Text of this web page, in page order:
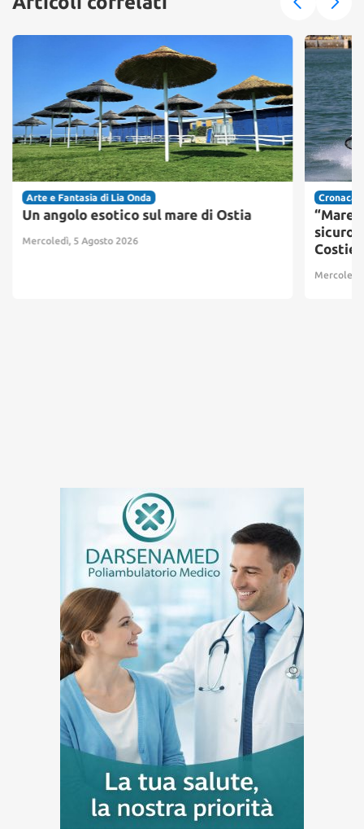
Arte e Fantasia di Lia Onda
Un angolo esotico sul mare di Ostia
Mercoledì, 5 Agosto 2026
Cronaca
“Mare
sicuro